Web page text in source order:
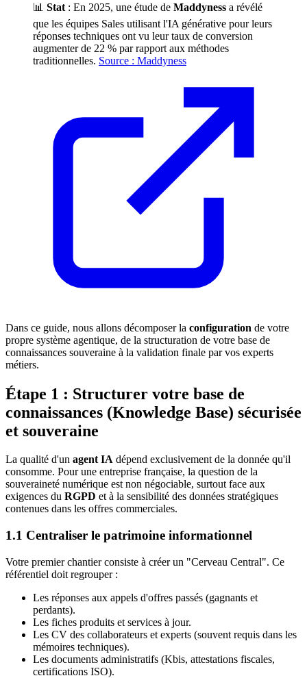
📊 Stat : En 2025, une étude de Maddyness a révélé
que les équipes Sales utilisant l'IA générative pour leurs
réponses techniques ont vu leur taux de conversion
augmenter de 22 % par rapport aux méthodes
traditionnelles. Source : Maddyness
Dans ce guide, nous allons décomposer la configuration de votre
propre système agentique, de la structuration de votre base de
connaissances souveraine à la validation finale par vos experts
métiers.
Étape 1 : Structurer votre base de
connaissances (Knowledge Base) sécurisée
et souveraine
La qualité d'un agent IA dépend exclusivement de la donnée qu'il
consomme. Pour une entreprise française, la question de la
souveraineté numérique est non négociable, surtout face aux
exigences du RGPD et à la sensibilité des données stratégiques
contenues dans les offres commerciales.
1.1 Centraliser le patrimoine informationnel
Votre premier chantier consiste à créer un "Cerveau Central". Ce
référentiel doit regrouper :
Les réponses aux appels d'offres passés (gagnants et
perdants).
Les fiches produits et services à jour.
Les CV des collaborateurs et experts (souvent requis dans les
mémoires techniques).
Les documents administratifs (Kbis, attestations fiscales,
certifications ISO).